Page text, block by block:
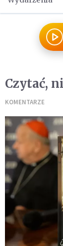
Czytać,
KOMENTARZE